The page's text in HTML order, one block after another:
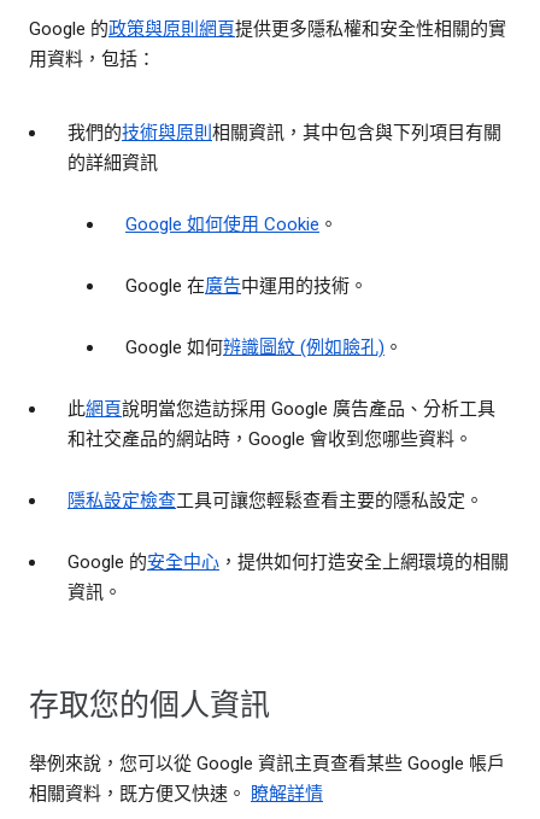
Google 的政策與原則網頁提供更多隱私權和安全性相關的實
用資料，包括：
我們的技術與原則 相關資訊，其中包含與下列項目有關
的詳細資訊
Google 如何使用 Cookie 。
Google 在廣告中運用的技術。
Google 如何辨識圖紋 (例如臉孔) 。
此網頁說明當您造訪採用 Google 廣告產品、分析工具
和社交產品的網站時，Google 會收到您哪些資料。
隱私設定檢查工具可讓您輕鬆查看主要的隱私設定。
Google 的安全中心 ，提供如何打造安全上網環境的相關
資訊。
存取您的個人資訊
舉例來說，您可以從 Google 資訊主頁查看某些 Google 帳戶
相關資料，既方便又快速。
瞭解詳情